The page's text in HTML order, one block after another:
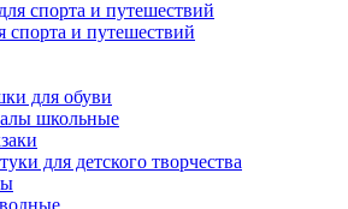
спорта и путешествий
для обуви
школьные
для детского творчества